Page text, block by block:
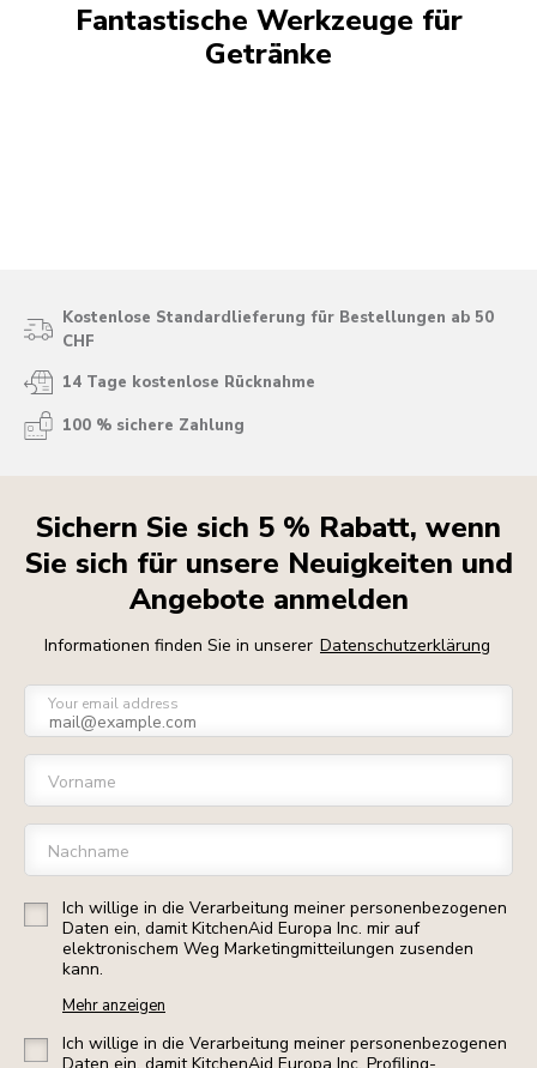
Fantastische Werkzeuge für
Getränke
Kostenlose Standardlieferung für Bestellungen ab 50
CHF
14 Tage kostenlose Rücknahme
100 % sichere Zahlung
Sichern Sie sich 5 % Rabatt, wenn
Sie sich für unsere Neuigkeiten und
Angebote anmelden
Informationen finden Sie in unserer Datenschutzerklärung
Your email address
Vorname
Nachname
Ich willige in die Verarbeitung meiner personenbezogenen
Daten ein, damit KitchenAid Europa Inc. mir auf
elektronischem Weg Marketingmitteilungen zusenden
kann.
Mehr anzeigen
Ich willige in die Verarbeitung meiner personenbezogenen